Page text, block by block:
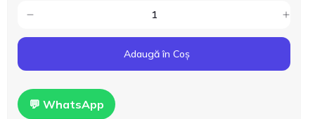
Adaugă în Coș
💬 WhatsApp